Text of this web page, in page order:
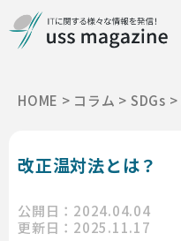
HOME > コラム > SDGs >
改正温対法とは？
公開日：2024.04.04
更新日：2025.11.17